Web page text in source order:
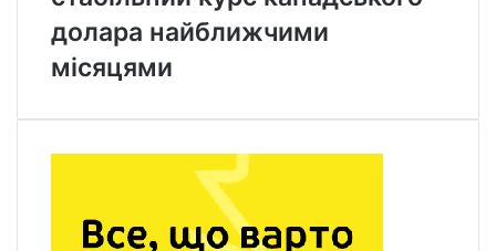
долара найближчими
місяцями